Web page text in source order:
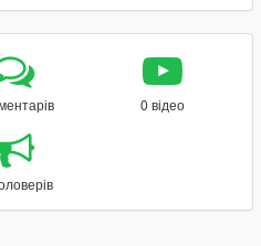
0 відео